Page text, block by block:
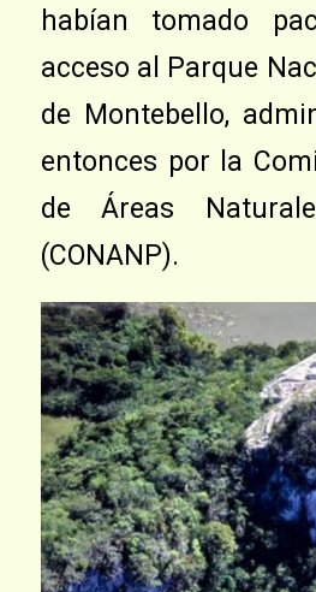
habían tomado
acceso al Parque
de Montebello,
entonces por la
de Áreas
(CONANP).